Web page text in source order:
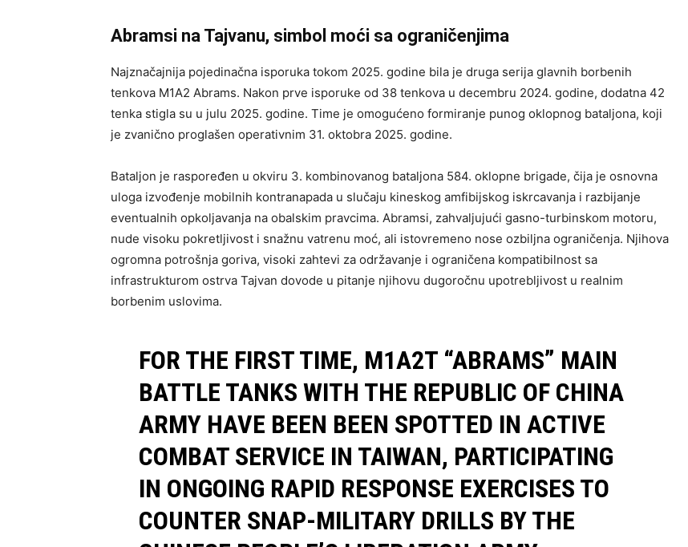
Abramsi na Tajvanu, simbol moći sa ograničenjima
Najznačajnija pojedinačna isporuka tokom 2025. godine bila je druga serija glavnih borbenih
tenkova M1A2 Abrams. Nakon prve isporuke od 38 tenkova u decembru 2024. godine, dodatna 42
tenka stigla su u julu 2025. godine. Time je omogućeno formiranje punog oklopnog bataljona, koji
je zvanično proglašen operativnim 31. oktobra 2025. godine.
Bataljon je raspoređen u okviru 3. kombinovanog bataljona 584. oklopne brigade, čija je osnovna
uloga izvođenje mobilnih kontranapada u slučaju kineskog amfibijskog iskrcavanja i razbijanje
eventualnih opkoljavanja na obalskim pravcima. Abramsi, zahvaljujući gasno-turbinskom motoru,
nude visoku pokretljivost i snažnu vatrenu moć, ali istovremeno nose ozbiljna ograničenja. Njihova
ogromna potrošnja goriva, visoki zahtevi za održavanje i ograničena kompatibilnost sa
infrastrukturom ostrva Tajvan dovode u pitanje njihovu dugoročnu upotrebljivost u realnim
borbenim uslovima.
FOR THE FIRST TIME, M1A2T “ABRAMS” MAIN
BATTLE TANKS WITH THE REPUBLIC OF CHINA
ARMY HAVE BEEN BEEN SPOTTED IN ACTIVE
COMBAT SERVICE IN TAIWAN, PARTICIPATING
IN ONGOING RAPID RESPONSE EXERCISES TO
COUNTER SNAP-MILITARY DRILLS BY THE